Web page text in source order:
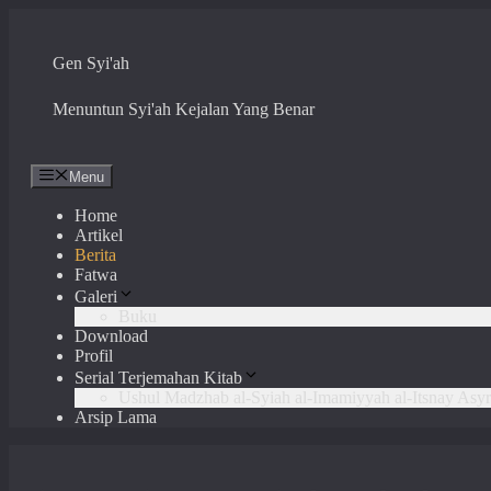
contentGen Syi'ah
Menuntun Syi'ah Kejalan Yang Benar
Menu
Home
Artikel
Berita
Fatwa
Galeri
Download
Profil
Serial Terjemahan Kitab
Arsip Lama